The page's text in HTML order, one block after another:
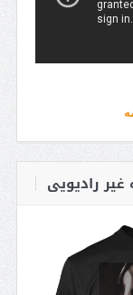
رادیویی